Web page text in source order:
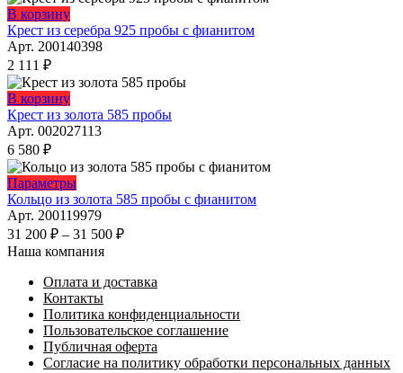
В корзинуЭтот
товар
имеет
вариаций.
Опции
можно
выбрать
товара.
Крест из серебра 925 пробы с фианитом
Арт. 200140398
2 111 ₽
В корзину
Крест из золота 585 пробы
Арт. 002027113
6 580 ₽
ПараметрыЭтот
товар
имеет
несколько
вариаций.
можно
выбрать
на
странице
товара.
Кольцо из золота 585 пробы с фианитом
Арт. 200119979
31 200 ₽ – 31 500 ₽Диапазон
200 ₽
31
500 ₽
Наша компания
Оплата и доставка
Контакты
Политика конфиденциальности
Пользовательское соглашение
Публичная оферта
Согласие на политику обработки персональных данных